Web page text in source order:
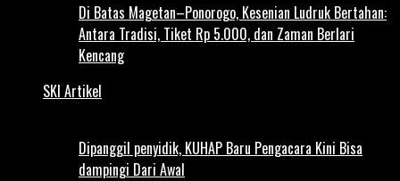
Di Batas Magetan–Ponorogo, Kesenian Ludruk Bertahan:
Antara Tradisi, Tiket Rp 5.000, dan Zaman Berlari
Kencang
SKI Artikel
Dipanggil penyidik, KUHAP Baru Pengacara Kini Bisa
dampingi Dari Awal